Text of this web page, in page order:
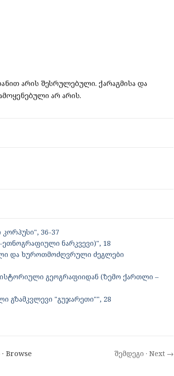
არის შესრულებული. ქარაგმისა და
არ არის.
36-37
ნარკვევი)", 18
და ხუროთმოძღვრული ძეგლები
გეოგრაფიიდან (ზემო ქართლი –
გზამკვლევი "გუჯარეთი"", 28
Browse შემდეგი · Next →